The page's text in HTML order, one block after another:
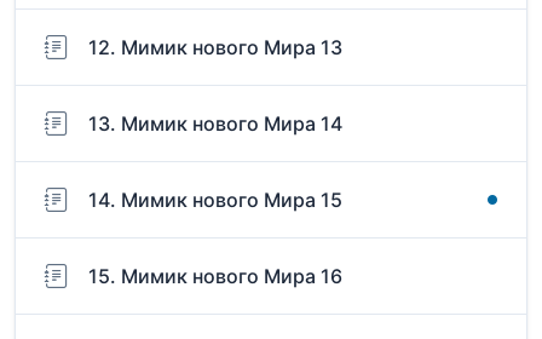
12. Мимик нового Мира 13
13. Мимик нового Мира 14
14. Мимик нового Мира 15
15. Мимик нового Мира 16